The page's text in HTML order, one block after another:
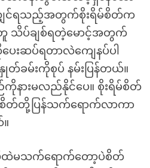
ျှင်ရသည့်အတွက်စိုးရိမ်စိတ်က
သိပ်ချစ်ရတဲ့မောင့်အတွက်
းဆပ်ရတာလဲကျေနပ်ပါ
ခမ်းကိုစုပ် နမ်းပြန်တယ်။
ားမလည်နိုင်ပေ။ စိုးရိမ်စိတ်
စိတ်တို့ပြန်သက်ရောက်လာကာ
။
ပိထဲမသက်ရောက်တော့ပဲစိတ်